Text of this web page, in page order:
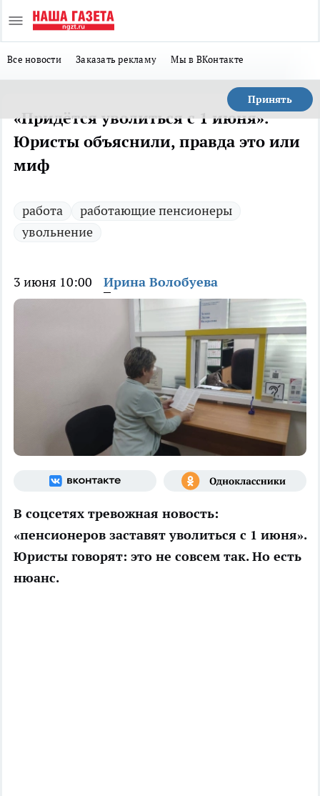
Все новости Заказать рекламу Мы в ВКонтакте
Принять
«Придётся уволиться с 1 июня».
Юристы объяснили, правда это или
миф
работа
работающие пенсионеры
увольнение
3 июня 10:00 Ирина Волобуева
В соцсетях тревожная новость:
«пенсионеров заставят уволиться с 1 июня».
Юристы говорят: это не совсем так. Но есть
нюанс.